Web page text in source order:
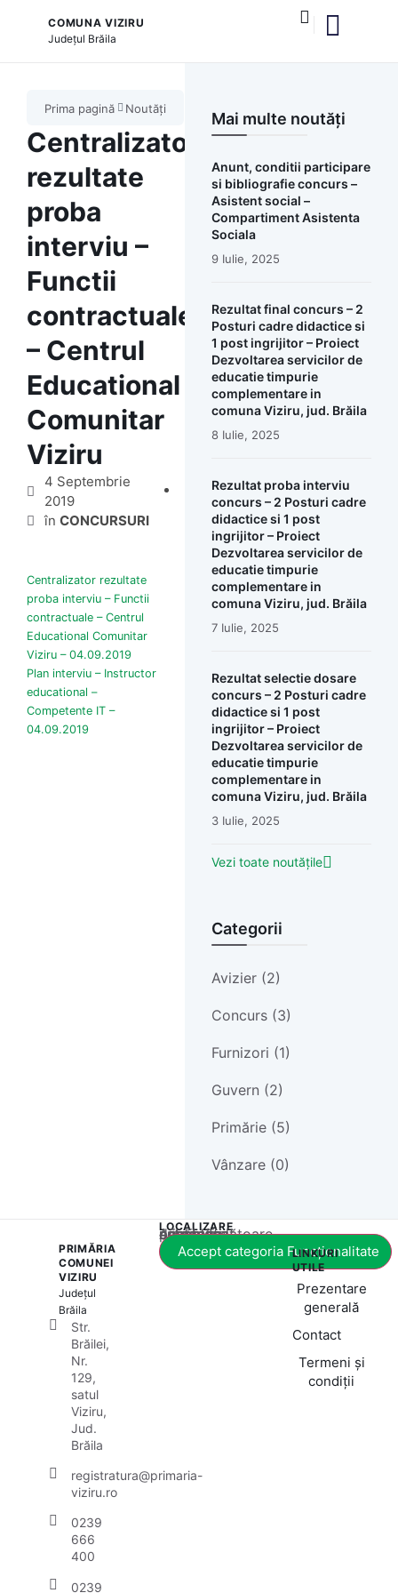
COMUNA VIZIRU
Județul Brăila
Prima pagină Noutăți
Centralizator
rezultate
proba
interviu –
Functii
contractuale
– Centrul
Educational
Comunitar
Viziru
4 Septembrie
2019
în CONCURSURI
Centralizator rezultate
proba interviu – Functii
contractuale – Centrul
Educational Comunitar
Viziru – 04.09.2019
Plan interviu – Instructor
educational –
Competente IT –
04.09.2019
Mai multe noutăți
Anunt, conditii participare
si bibliografie concurs –
Asistent social –
Compartiment Asistenta
Sociala
9 Iulie, 2025
Rezultat final concurs – 2
Posturi cadre didactice si
1 post ingrijitor – Proiect
Dezvoltarea servicilor de
educatie timpurie
complementare in
comuna Viziru, jud. Brăila
8 Iulie, 2025
Rezultat proba interviu
concurs – 2 Posturi cadre
didactice si 1 post
ingrijitor – Proiect
Dezvoltarea servicilor de
educatie timpurie
complementare in
comuna Viziru, jud. Brăila
7 Iulie, 2025
Rezultat selectie dosare
concurs – 2 Posturi cadre
didactice si 1 post
ingrijitor – Proiect
Dezvoltarea servicilor de
educatie timpurie
complementare in
comuna Viziru, jud. Brăila
3 Iulie, 2025
Vezi toate noutățile
Categorii
Avizier (2)
Concurs (3)
Furnizori (1)
Guvern (2)
Primărie (5)
Vânzare (0)
PRIMĂRIA
COMUNEI
VIZIRU
Județul
Brăila
Str.
Brăilei,
Nr.
129,
satul
Viziru,
Jud.
Brăila
registratura@primaria-
viziru.ro
0239
666
400
0239
LOCALIZARE
Acest conținut este blocat până când acceptați categoria corespunzătoare de cookie-uri.
Accept categoria Funcționalitate
LINKURI
UTILE
Prezentare
generală
Contact
Termeni și
condiții